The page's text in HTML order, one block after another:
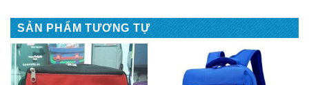
SẢN PHẨM TƯƠNG TỰ